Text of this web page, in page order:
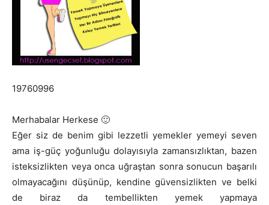
19760996
Merhabalar Herkese 🙂
Eğer siz de benim gibi lezzetli yemekler yemeyi seven
ama iş-güç yoğunluğu dolayısıyla zamansızlıktan, bazen
isteksizlikten veya onca uğraştan sonra sonucun başarılı
olmayacağını düşünüp, kendine güvensizlikten ve belki
de biraz da tembellikten yemek yapmaya